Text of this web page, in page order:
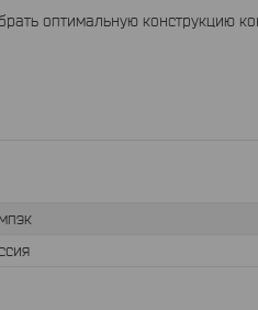
оптимальную конструкцию